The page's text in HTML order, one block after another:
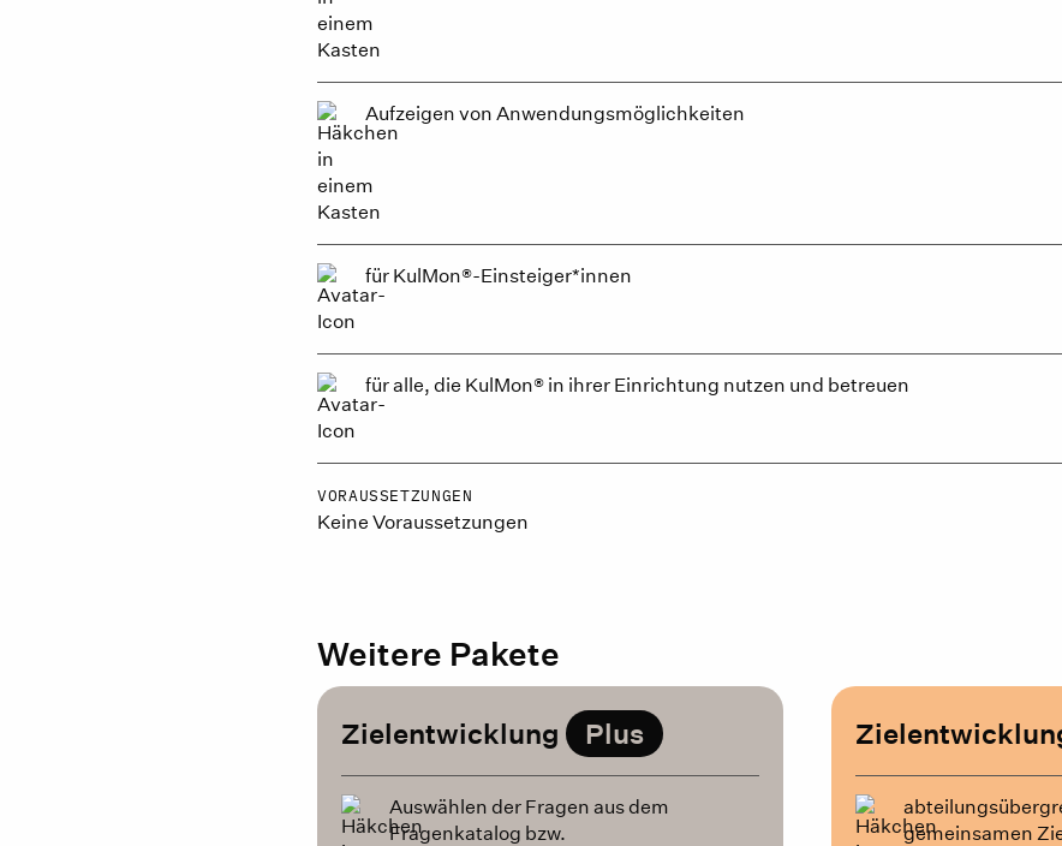
Aufzeigen von Anwendungsmöglichkeiten
für KulMon®-Einsteiger*innen
für alle, die KulMon® in ihrer Einrichtung nutzen und betreuen
VORAUSSETZUNGEN
Keine Voraussetzungen
Weitere Pakete
Zielentwicklung Plus
Auswählen der Fragen aus dem
Fragenkatalog bzw.
gemeinsamen